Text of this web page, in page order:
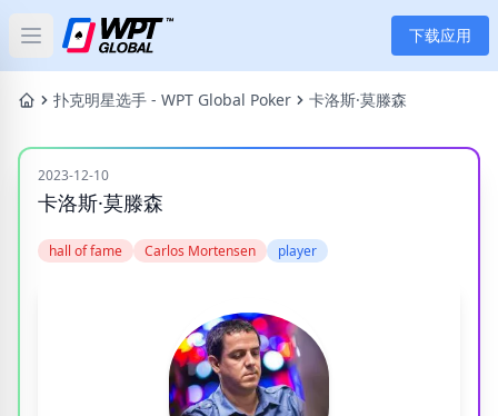
Open main menu 下载应用
首页
新闻
扑克
应用
玩家
扑克明星选手 - WPT Global Poker 卡洛斯·莫滕森
2023-12-10
卡洛斯·莫滕森
hall of fame Carlos Mortensen player